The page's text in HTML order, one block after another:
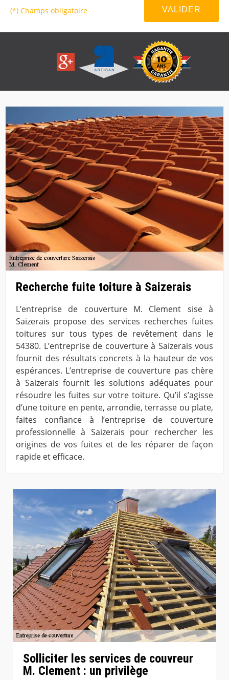
(*) Champs obligatoire
Recherche fuite toiture à Saizerais
L’entreprise de couverture M. Clement sise à
Saizerais propose des services recherches fuites
toitures sur tous types de revêtement dans le
54380. L’entreprise de couverture à Saizerais vous
fournit des résultats concrets à la hauteur de vos
espérances. L’entreprise de couverture pas chère
à Saizerais fournit les solutions adéquates pour
résoudre les fuites sur votre toiture. Qu’il s’agisse
d’une toiture en pente, arrondie, terrasse ou plate,
faites confiance à l’entreprise de couverture
professionnelle à Saizerais pour rechercher les
origines de vos fuites et de les réparer de façon
rapide et efficace.
Solliciter les services de couvreur
M. Clement : un privilège